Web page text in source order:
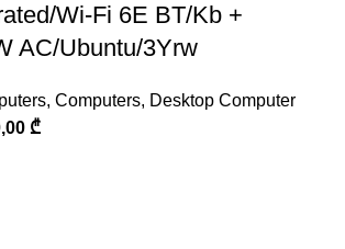
Wi-Fi 6E BT/Kb +
AC/Ubuntu/3Yrw
, Computers, Desktop Computer
₾